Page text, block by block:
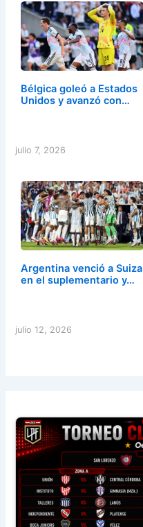
Bélgica goleó a Estados
Unidos y avanzó con…
julio 7, 2026
Argentina venció a Suiza
en el suplementario y…
julio 12, 2026